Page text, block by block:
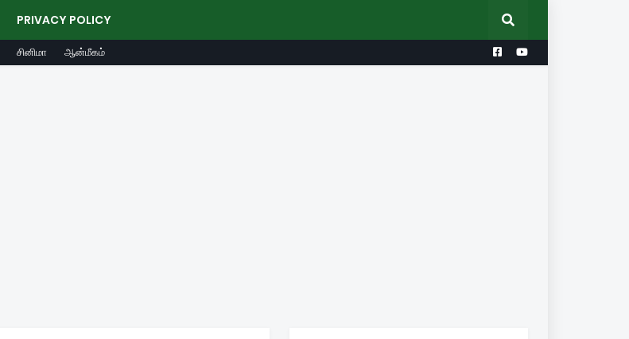
PRIVACY POLICY
சினிமா ஆன்மீகம்